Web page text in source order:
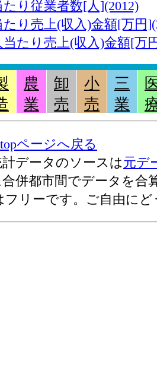
たり従業者数[人](2012)
たり売上(収入)金額[万円
たり売上(収入)金額[万
運輸業,郵便業
額[百万円](2014)
](2012)
り従業者数[人](2012)
農
業
卸
売
小
売
三
業
ページへ戻る
データのソースは元デ
併都市間でデータを合
フリーです。ご自由にど